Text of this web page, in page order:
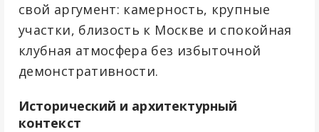
свой аргумент: камерность, крупные
участки, близость к Москве и спокойная
клубная атмосфера без избыточной
демонстративности.
Исторический и архитектурный
контекст